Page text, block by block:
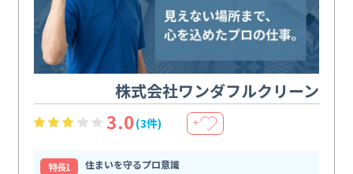
株式会社ワンダフルクリーン
3.0(3件) ＋
特⻑1
住まいを守るプロ意識